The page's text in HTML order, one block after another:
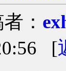
：
[